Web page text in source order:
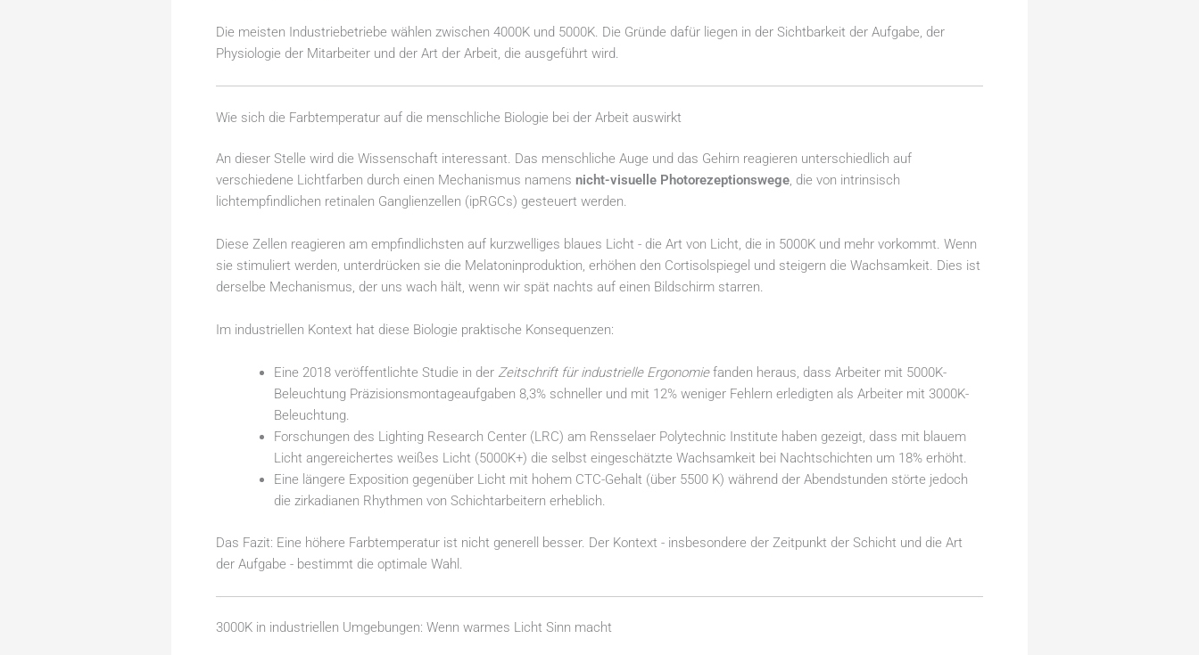
Die meisten Industriebetriebe wählen zwischen 4000K und 5000K. Die Gründe dafür liegen in der Sichtbarkeit der Aufgabe, der
Physiologie der Mitarbeiter und der Art der Arbeit, die ausgeführt wird.
Wie sich die Farbtemperatur auf die menschliche Biologie bei der Arbeit auswirkt
An dieser Stelle wird die Wissenschaft interessant. Das menschliche Auge und das Gehirn reagieren unterschiedlich auf
verschiedene Lichtfarben durch einen Mechanismus namens nicht-visuelle Photorezeptionswege, die von intrinsisch
lichtempfindlichen retinalen Ganglienzellen (ipRGCs) gesteuert werden.
Diese Zellen reagieren am empfindlichsten auf kurzwelliges blaues Licht - die Art von Licht, die in 5000K und mehr vorkommt. Wenn
sie stimuliert werden, unterdrücken sie die Melatoninproduktion, erhöhen den Cortisolspiegel und steigern die Wachsamkeit. Dies ist
derselbe Mechanismus, der uns wach hält, wenn wir spät nachts auf einen Bildschirm starren.
Im industriellen Kontext hat diese Biologie praktische Konsequenzen:
Eine 2018 veröffentlichte Studie in der Zeitschrift für industrielle Ergonomiefanden heraus, dass Arbeiter mit 5000K-
Beleuchtung Präzisionsmontageaufgaben 8,3% schneller und mit 12% weniger Fehlern erledigten als Arbeiter mit 3000K-
Beleuchtung.
Forschungen des Lighting Research Center (LRC) am Rensselaer Polytechnic Institute haben gezeigt, dass mit blauem
Licht angereichertes weißes Licht (5000K+) die selbst eingeschätzte Wachsamkeit bei Nachtschichten um 18% erhöht.
Eine längere Exposition gegenüber Licht mit hohem CTC-Gehalt (über 5500 K) während der Abendstunden störte jedoch
die zirkadianen Rhythmen von Schichtarbeitern erheblich.
Das Fazit: Eine höhere Farbtemperatur ist nicht generell besser. Der Kontext - insbesondere der Zeitpunkt der Schicht und die Art
der Aufgabe - bestimmt die optimale Wahl.
3000K in industriellen Umgebungen: Wenn warmes Licht Sinn macht